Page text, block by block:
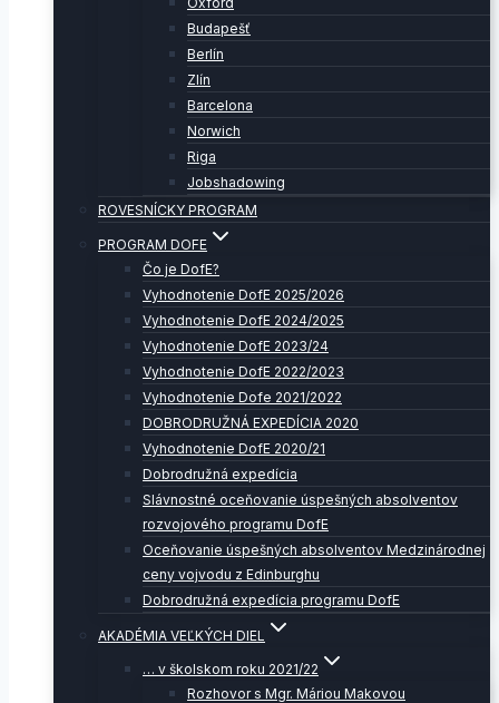
Budapešť
Berlín
Zlín
Barcelona
Norwich
Riga
Jobshadowing
ROVESNÍCKY PROGRAM
PROGRAM DOFE
Čo je DofE?
Vyhodnotenie DofE 2025/2026
Vyhodnotenie DofE 2024/2025
Vyhodnotenie DofE 2023/24
Vyhodnotenie DofE 2022/2023
Vyhodnotenie Dofe 2021/2022
DOBRODRUŽNÁ EXPEDÍCIA 2020
Vyhodnotenie DofE 2020/21
Dobrodružná expedícia
Slávnostné oceňovanie úspešných absolventov
rozvojového programu DofE
Oceňovanie úspešných absolventov Medzinárodnej
ceny vojvodu z Edinburghu
Dobrodružná expedícia programu DofE
AKADÉMIA VEĽKÝCH DIEL
… v školskom roku 2021/22
Rozhovor s Mgr. Máriou Makovou